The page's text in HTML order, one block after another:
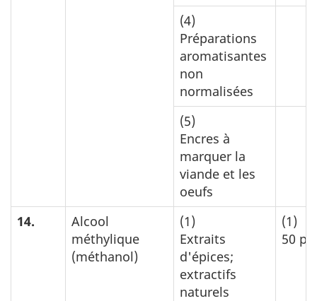
(4)
Préparations
aromatisantes
non
normalisées
(5)
Encres à
marquer la
viande et les
oeufs
14.
Alcool
méthylique
(méthanol)
(1)
Extraits
d'épices;
extractifs
naturels
(1)
50